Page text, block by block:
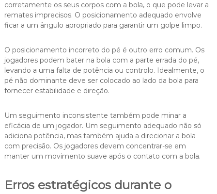
corretamente os seus corpos com a bola, o que pode levar a
remates imprecisos. O posicionamento adequado envolve
ficar a um ângulo apropriado para garantir um golpe limpo.
O posicionamento incorreto do pé é outro erro comum. Os
jogadores podem bater na bola com a parte errada do pé,
levando a uma falta de potência ou controlo. Idealmente, o
pé não dominante deve ser colocado ao lado da bola para
fornecer estabilidade e direção.
Um seguimento inconsistente também pode minar a
eficácia de um jogador. Um seguimento adequado não só
adiciona potência, mas também ajuda a direcionar a bola
com precisão. Os jogadores devem concentrar-se em
manter um movimento suave após o contato com a bola.
Erros estratégicos durante o